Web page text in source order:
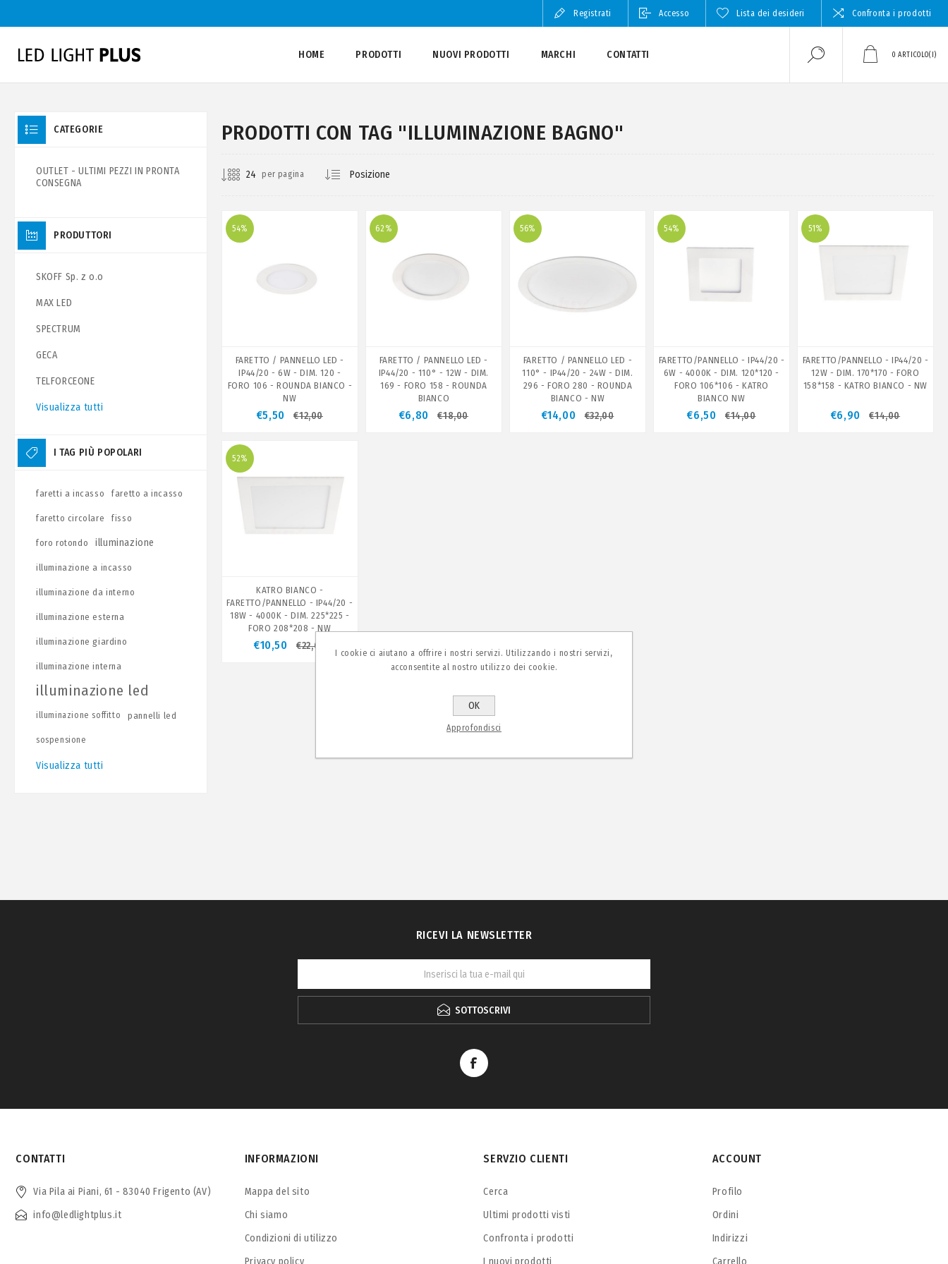
Registrati Accesso Lista dei desideri Confronta i prodotti
HOME PRODOTTI NUOVI PRODOTTI MARCHI CONTATTI 0 ARTICOLO(I)
PRODOTTI CON TAG "ILLUMINAZIONE BAGNO"
per pagina
54%
FARETTO / PANNELLO LED -
IP44/20 - 6W - DIM. 120 -
FORO 106 - ROUNDA BIANCO -
NW
€5,50 €12,00
62%
FARETTO / PANNELLO LED -
IP44/20 - 110° - 12W - DIM.
169 - FORO 158 - ROUNDA
BIANCO
€6,80 €18,00
56%
FARETTO / PANNELLO LED -
110° - IP44/20 - 24W - DIM.
296 - FORO 280 - ROUNDA
BIANCO - NW
€14,00 €32,00
54%
FARETTO/PANNELLO - IP44/20 -
6W - 4000K - DIM. 120*120 -
FORO 106*106 - KATRO
BIANCO NW
€6,50 €14,00
51%
FARETTO/PANNELLO - IP44/20 -
12W - DIM. 170*170 - FORO
158*158 - KATRO BIANCO - NW
€6,90 €14,00
52%
KATRO BIANCO -
FARETTO/PANNELLO - IP44/20 -
18W - 4000K - DIM. 225*225 -
FORO 208*208 - NW
€10,50 €22,00
CATEGORIE
OUTLET - ULTIMI PEZZI IN PRONTA
CONSEGNA
PRODUTTORI
SKOFF Sp. z o.o
MAX LED
SPECTRUM
GECA
TELFORCEONE
Visualizza tutti
I TAG PIÙ POPOLARI
faretti a incasso faretto a incasso
faretto circolare fisso
foro rotondo illuminazione
illuminazione a incasso
illuminazione da interno
illuminazione esterna
illuminazione giardino
illuminazione interna
illuminazione led
illuminazione soffitto pannelli led
sospensione
Visualizza tutti
RICEVI LA NEWSLETTER
SOTTOSCRIVI
CONTATTI
Via Pila ai Piani, 61 - 83040 Frigento (AV)
info@ledlightplus.it
INFORMAZIONI
Mappa del sito
Chi siamo
Condizioni di utilizzo
Privacy policy
SERVZIO CLIENTI
Cerca
Ultimi prodotti visti
Confronta i prodotti
I nuovi prodotti
ACCOUNT
Profilo
Ordini
Indirizzi
Carrello
I cookie ci aiutano a offrire i nostri servizi. Utilizzando i nostri servizi,
acconsentite al nostro utilizzo dei cookie.
OK
Approfondisci